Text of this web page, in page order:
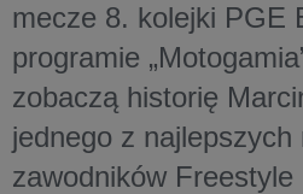
mecze 8. kolejki PGE
programie
zobaczą historię
jednego z najlepszych
zawodników Freestyle